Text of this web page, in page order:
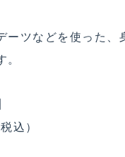
ーツなどを使った、
込）